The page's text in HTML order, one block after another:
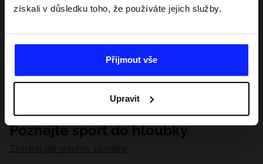
získali v důsledku toho, že používáte jejich služby.
Přijmout vše
Upravit
Poznejte sport do hloubky
Zkontrolujte všechny záznamy